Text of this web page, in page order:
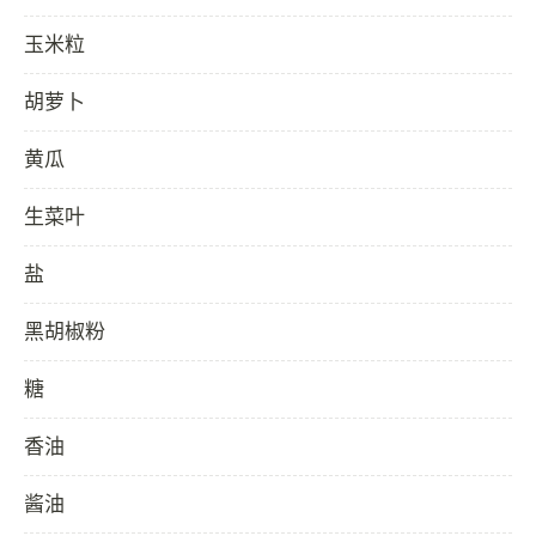
玉米粒
胡萝卜
黄瓜
生菜叶
盐
黑胡椒粉
糖
香油
酱油